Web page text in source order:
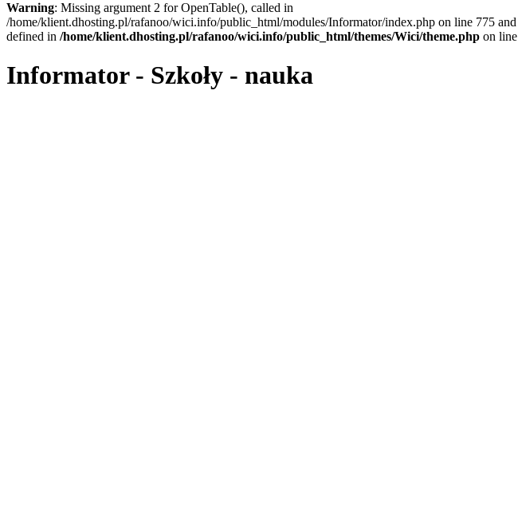
Warning: Missing argument 2 for OpenTable(), called in
/home/klient.dhosting.pl/rafanoo/wici.info/public_html/modules/Informator/index.php on line 775 and
defined in /home/klient.dhosting.pl/rafanoo/wici.info/public_html/themes/Wici/theme.php on line
Informator - Szkoły - nauka